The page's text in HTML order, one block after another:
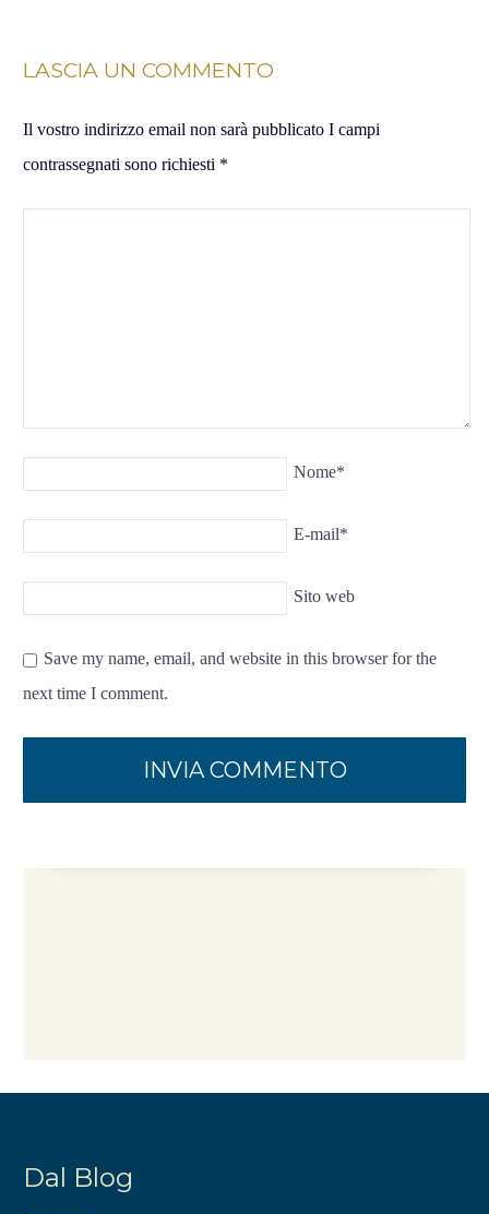
LASCIA UN COMMENTO
Il vostro indirizzo email non sarà pubblicato I campi
contrassegnati sono richiesti *
Nome*
E-mail*
Sito web
Save my name, email, and website in this browser for the
next time I comment.
Dal Blog